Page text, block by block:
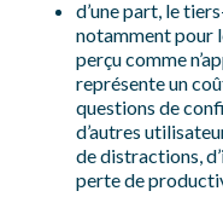
d’une part, le
notamment pour
perçu comme
représente un
questions de
d’autres
de distractions,
perte de